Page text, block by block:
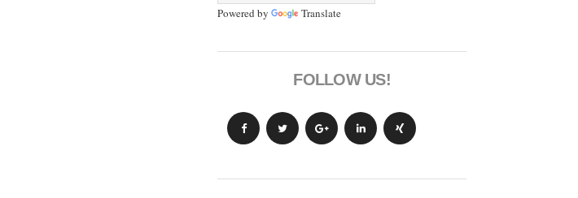
Powered by Translate
FOLLOW US!